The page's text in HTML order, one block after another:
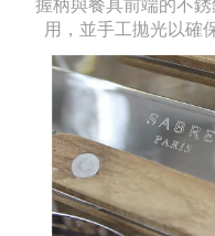
握柄與餐具前端的不
用，並手工拋光以確